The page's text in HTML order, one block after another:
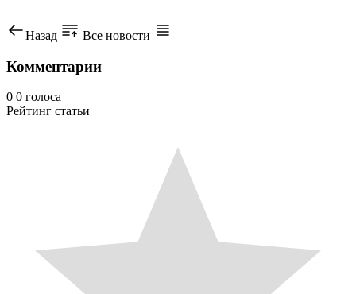
Назад Все новости
Комментарии
0 0 голоса
Рейтинг статьи